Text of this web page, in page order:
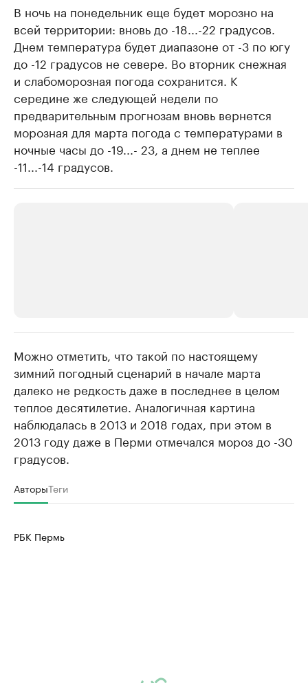
В ночь на понедельник еще будет морозно на
всей территории: вновь до -18...-22 градусов.
Днем температура будет диапазоне от -3 по югу
до -12 градусов не севере. Во вторник снежная
и слабоморозная погода сохранится. К
середине же следующей недели по
предварительным прогнозам вновь вернется
морозная для марта погода с температурами в
ночные часы до -19...- 23, а днем не теплее
-11...-14 градусов.
Крупные организации в
нефтегазовой промышленности
Найдите и проверьте данные в каталоге Посмотрите
Можно отметить, что такой по настоящему
зимний погодный сценарий в начале марта
далеко не редкость даже в последнее в целом
теплое десятилетие. Аналогичная картина
наблюдалась в 2013 и 2018 годах, при этом в
2013 году даже в Перми отмечался мороз до -30
градусов.
АвторыТеги
РБК Пермь